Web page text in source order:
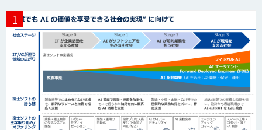
音声認識／対話型AIのソリューション